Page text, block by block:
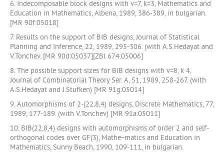
6. Indecomposable block designs with v=7, k=3, Mathematics and
Education in Mathematics, Albena, 1989, 386-389, in bulgarian.
[MR 90f:05018]
7. Results on the support of BIB designs, Journal of Statistical
Planning and Inference, 22, 1989, 295-306. (with A.S.Hedayat and
V.Tonchev. [MR 90d:05037][ZBl 674.05006]
8. The possible support sizes for BIB designs with v=8, k 4,
Journal of Combinatorial Theory Ser. A, 51, 1989, 258-267. (with
A.S.Hedayat and J.Stufken) [MR 91g:05014]
9. Automorphisms of 2-(22,8,4) designs, Discrete Mathematics, 77,
1989, 177-189. (with V.Tonchev) [MR 91a:05011]
10. BIB(22,8,4) designs with automorphisms of order 2 and self-
orthogonal codes over GF(3), Mathe¬matics and Education in
Mathematics, Sunny Beach, 1990, 109-111, in bulgarian.